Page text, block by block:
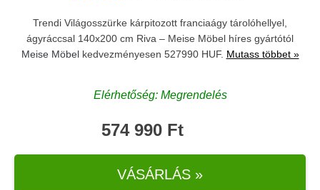
Trendi Világosszürke kárpitozott franciaágy tárolóhellyel,
ágyráccsal 140x200 cm Riva – Meise Möbel híres gyártótól
Meise Möbelkedvezményesen 527990 HUF. Mutass többet »
Elérhetőség: Megrendelés
574 990 Ft
VÁSÁRLÁS »